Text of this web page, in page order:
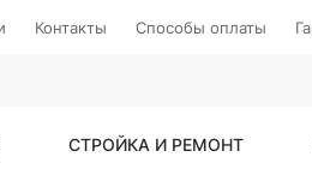
Контакты Способы оплаты
СТРОЙКА И РЕМОНТ